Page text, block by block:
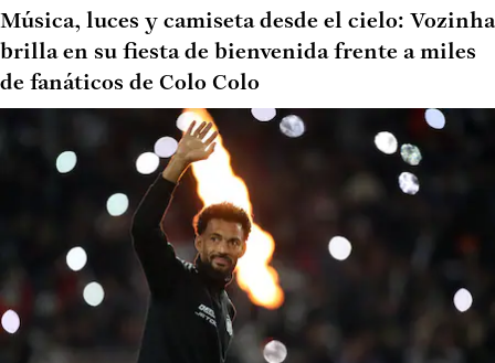
Música, luces y camiseta desde el cielo: Vozinha
brilla en su fiesta de bienvenida frente a miles
de fanáticos de Colo Colo